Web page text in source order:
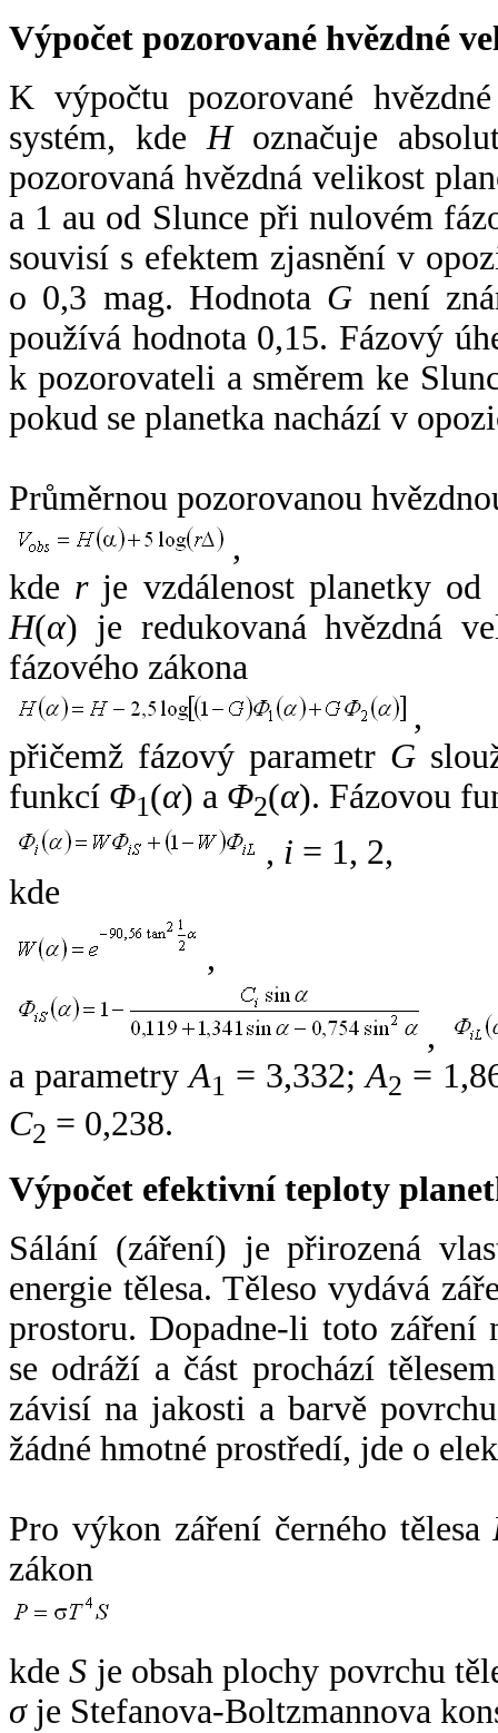
Výpočet pozorované hvězdné
K výpočtu pozorované
systém, kde Hoznačuje
pozorovaná hvězdná velikost
a 1 au od Slunce při nulovém
souvisí s efektem zjasnění v
o 0,3 mag. Hodnota G není
používá hodnota 0,15. Fázový
k pozorovateli a směrem ke
pokud se planetka nachází v
Průměrnou pozorovanou
,
kde rje vzdálenost planetky od
H(α) je redukovaná hvězdná
fázového zákona
,
přičemž fázový parametr G
funkcí Φ1(α) a Φ2(α). Fázovou
, i = 1, 2,
kde
,
,
a parametryA1 = 3,332;A2 =
C2 = 0,238.
Výpočet efektivní teploty
Sálání (záření) je přirozená
energie tělesa. Těleso vydává
prostoru. Dopadne-li toto záření
se odráží a část prochází
závisí na jakosti a barvě
žádné hmotné prostředí, jde o
Pro výkon záření černého tělesa
zákon
kdeS je obsah plochy povrchu
σje Stefanova-Boltzmannova